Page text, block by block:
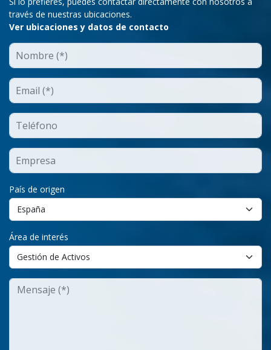
través de nuestras ubicaciones.
Ver ubicaciones y datos de contacto
País de origen
Área de interés